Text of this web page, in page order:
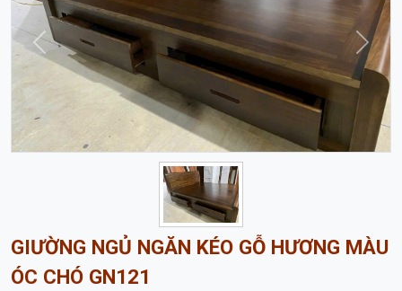
Trước Sau
GIƯỜNG NGỦ NGĂN KÉO GỖ HƯƠNG MÀU
ÓC CHÓ GN121